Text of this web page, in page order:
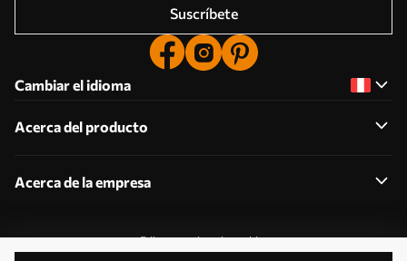
Suscríbete
Cambiar el idioma
Acerca del producto
Acerca de la empresa
Editar permisos de cookies